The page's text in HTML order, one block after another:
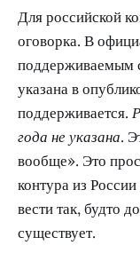
Для российской
оговорка. В
поддерживаемым
указана в
поддерживается.
года не указана.
вообще». Это
контура из
вести так, будто
существует.